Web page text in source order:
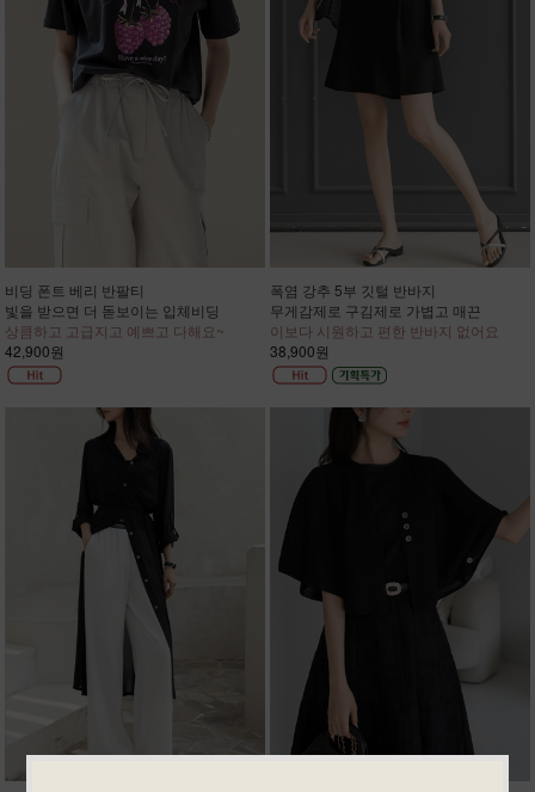
비딩 폰트 베리 반팔티
빛을 받으면 더 돋보이는 입체비딩
상큼하고 고급지고 예쁘고 다해요~
42,900원
폭염 강추 5부 깃털 반바지
무게감제로 구김제로 가볍고 매끈
이보다 시원하고 편한 반바지 없어요
38,900원